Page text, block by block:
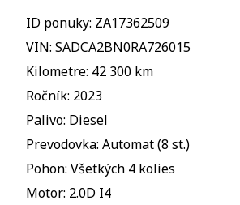
ID ponuky: ZA17362509
VIN: SADCA2BN0RA726015
Kilometre: 42 300 km
Ročník: 2023
Palivo: Diesel
Prevodovka: Automat (8 st.)
Pohon: Všetkých 4 kolies
Motor: 2.0D I4